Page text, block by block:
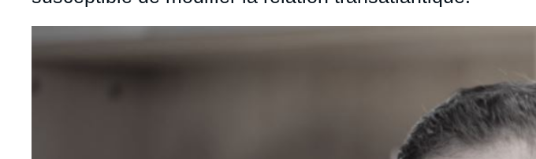
principale